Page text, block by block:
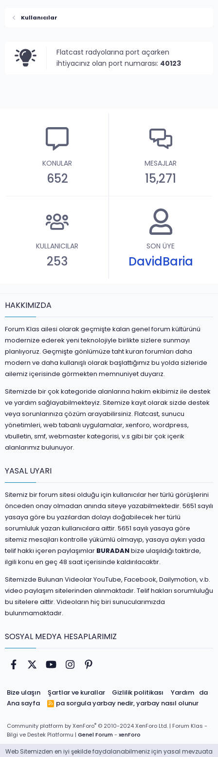
Kullanıcılar
Flatcast radyolarına port açarken
ihtiyacınız olan port numarası: 40123
KONULAR
652
MESAJLAR
15,271
KULLANICILAR
253
SON ÜYE
DavidBaria
HAKKIMIZDA
Forum Klas ailesi olarak geçmişte kalan genel forum kültürünü
modernize ederek yeni teknolojiyle birlikte sizlere sunmayı
planlıyoruz. Geçmişte gönlümüze taht kuran forumları daha
modern ve daha kullanışlı olarak başlattığımız bu yolda sizleride
ailemiz içerisinde görmekten memnuniyet duyarız.
Sitemizde bir çok kategoride alanlarına hakim ekibimiz ile destek
ve yardım sağlayabilmekteyiz. Sitemize kayıt olarak sizde destek
veya sorunlarınıza çözüm arayabilirsiniz. Flatcast, sunucu
yönetimleri, web tabanlı uygulamalar, xenforo, wordpress,
vbulletin, smf, webmaster kategorisi, v.s gibi bir çok içerik
alanlarımız bulunuyor.
YASAL UYARI
Sitemiz bir forum sitesi olduğu için kullanıcılar her türlü görüşlerini
önceden onay olmadan anında siteye yazabilmektedir. 5651 sayılı
yasaya göre bu yazılardan dolayı doğabilecek her türlü
sorumluluk yazan kullanıcılara aittir. 5651 sayılı yasaya göre
sitemiz mesajları kontrolle yükümlü olmayıp, yasaya aykırı yada
telif hakkı içeren paylaşımlar BURADANbize ulaşıldığı taktirde,
ilgili konu en geç 48 saat içerisinde kaldırılacaktır.
Sitemizde Bulunan Videolar YouTube, Facebook, Dailymotion, v.b.
video paylaşım sitelerinden alınmaktadır. Telif hakları sorumluluğu
bu sitelere aittir. Videoların hiç biri sunucularımızda
bulunmamaktadır.
SOSYAL MEDYA HESAPLARIMIZ
Facebook
Twitter youtubeInstagram
Bize ulaşın Şartlar ve kurallar Gizlilik politikası
Yardım
Ana sayfa
da
pa sorgulayarbay nedir, yarbay nasıl olunur
R
S
Community platform by XenForo® © 2010-2024 XenForo Ltd. | Forum Klas -
Bilgi ve Destek Platformu | Genel Forum - xenForo
Web Sitemizden en iyi şekilde faydalanabilmeniz için yasal mevzuata